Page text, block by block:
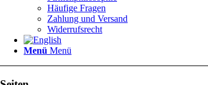
Häufige Fragen
Zahlung und Versand
Widerrufsrecht
Menü Menü